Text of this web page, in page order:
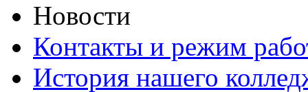
Новости
Контакты и режим
История нашего